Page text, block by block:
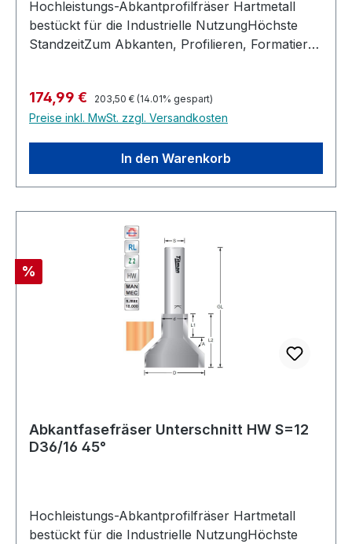
Hochleistungs-Abkantprofilfräser Hartmetall
bestückt für die Industrielle NutzungHöchste
StandzeitZum Abkanten, Profilieren, Formatieren
orschub Industriequalität, höchste
AusführungGeeignet für alle Holzsorten, im
besonderen Harthölzer, MDF, Multiplex, bedingt
auch in Kunststoffe und belegte
Materialien.Abkantprofilfräser HW Z=2Maximal
Verkaufspreis:
174,99 € Regulärer Preis:
203,50 € (14.01% gespart)
Preise inkl. MwSt. zzgl. Versandkosten
In den Warenkorb
Rabatt
%
Abkantfasefräser Unterschnitt HW S=12
D36/16 45°
Hochleistungs-Abkantprofilfräser Hartmetall
bestückt für die Industrielle NutzungHöchste